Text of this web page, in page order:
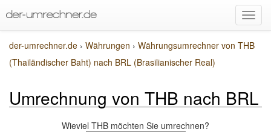
der-umrechner.de › Währungen › Währungsumrechner von THB
(Thailändischer Baht) nach BRL (Brasilianischer Real)
Umrechnung von THB nach BRL
Wieviel THB möchten Sie umrechnen?